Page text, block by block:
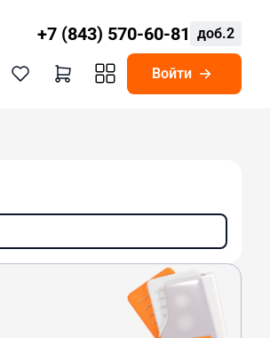
+7 (843) 570-60-81 доб.2
Войти